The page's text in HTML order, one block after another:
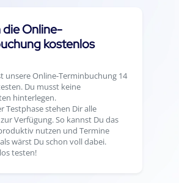
die Online-
kostenlos
unsere Online-Terminbuchung 14
Du musst keine
hinterlegen.
Testphase stehen Dir alle
Verfügung. So kannst Du das
nutzen und Termine
wärst Du schon voll dabei.
testen!